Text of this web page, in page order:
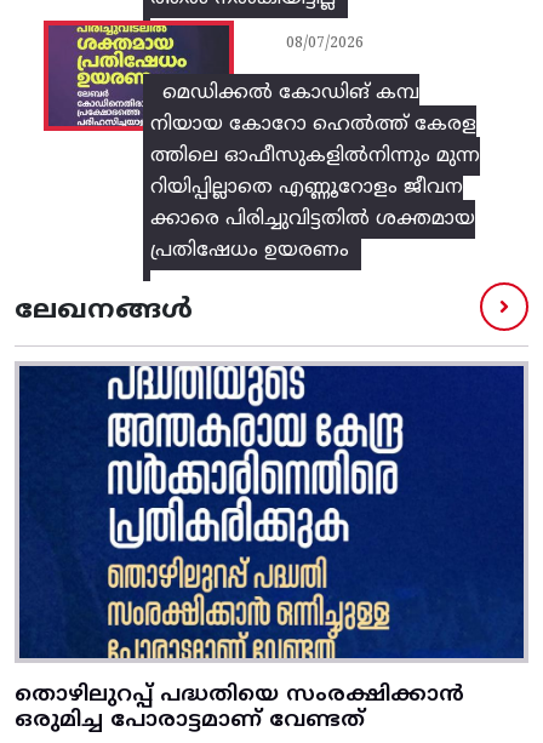
മെഡിക്കൽ കോഡിങ് കമ്പ
നിയായ കോറോ ഹെൽത്ത് കേരള
ത്തിലെ ഓഫീസുകളിൽനിന്നും മുന്ന
റിയിപ്പില്ലാതെ എണ്ണൂറോളം ജീവന
ക്കാരെ പിരിച്ചുവിട്ടതിൽ‌ ശക്തമായ
പ്രതിഷേധം ഉയരണം
08/07/2026
ലേഖനങ്ങൾ
തൊഴിലുറപ്പ് പദ്ധതിയെ സംരക്ഷിക്കാൻ
ഒരുമിച്ച പോരാട്ടമാണ് വേണ്ടത്